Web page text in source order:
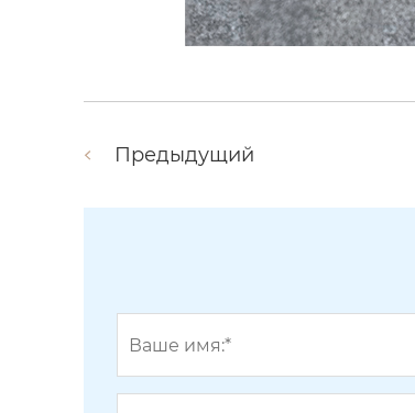
Предыдущий